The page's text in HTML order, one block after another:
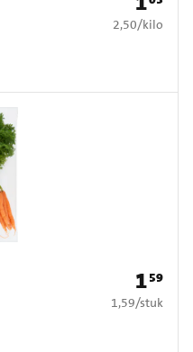
€ 2,50 per kilo
2,50/kilo
Prijs: €
159
€ 1,59 per stuk
1,59/stuk